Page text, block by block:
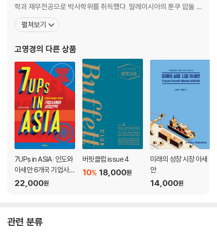
오토바이 택시, 오젝 | 드디어 나온 고젝앱, 오프라인에서 온라인으로 | 고
없는 경쟁, 슈퍼앱의 길 | 포식자 고젝의 과감한 행보 | 장관이 된 고젝의 창
업자 | 고젝과 토코페디아의 합병
05 아세안 최대 기업, SEA
게임시장을 겨냥해 탄생한 가레나 | 콘텐츠와 플랫폼 경쟁력으로 승승장
구하다 | 유저들을 위한 디지털 결제, 에어페이 | 기업의 운명을 바꾼 이커
머스 | 후발주자에서 1등으로! | 라자다는 안 되고 쇼피는 되는 이유 | FAA
NG을 제친 미국 주식시장의 슈퍼스타 | 이머징 마켓으로 전진 | 슈퍼앱이
되어야 해! | 인도네시아 푸드 딜리버리 마켓에 후발주자로 뛰어든 쇼피 |
디지털 금융에서도 경쟁력을 갖춘다면
PART 3. [슈퍼앱 2부] 메신저에서 슈퍼앱으로
인’ 없이 못 살아 | 일상 속을 파고드는 전방위 플랫폼으로 도약하다 | 라인
학과 재무전공으로 박사학위를 취득했다. 말레이시아의 툰쿠 압둘 라
흐만 대학(Universiti Tunku Abdul Rahman)과 유니타 인터내셔
널 대학(UNITAR International University) 경영학과 조교수, 썬
말레이시아 교육
펼쳐보기
고영경의 다른 상품
7UPs in ASIA: 인도와
아세안 6개국 기업사례
와 성장전략
22,000원
버핏클럽 issue 4
18,000원
10%
미래의 성장 시장 아세
안
14,000원
관련 분류